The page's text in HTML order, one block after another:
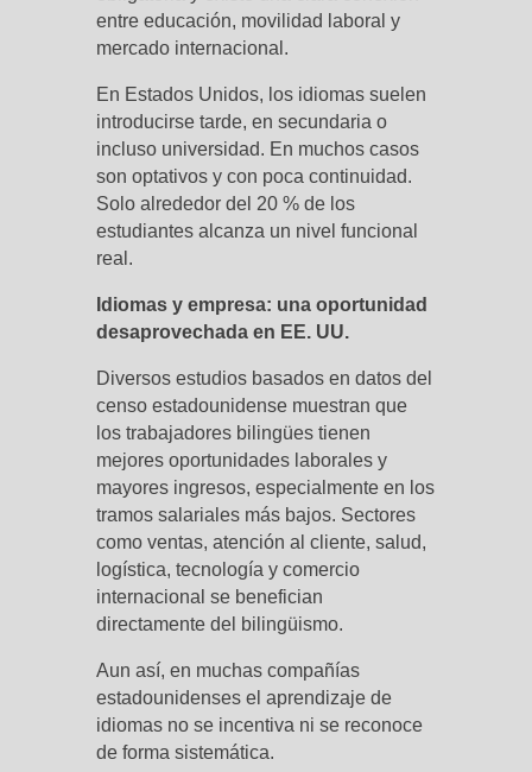
entre educación, movilidad laboral y
mercado internacional.
En Estados Unidos, los idiomas suelen
introducirse tarde, en secundaria o
incluso universidad. En muchos casos
son optativos y con poca continuidad.
Solo alrededor del 20 % de los
estudiantes alcanza un nivel funcional
real.
Idiomas y empresa: una oportunidad
desaprovechada en EE. UU.
Diversos estudios basados en datos del
censo estadounidense muestran que
los trabajadores bilingües tienen
mejores oportunidades laborales y
mayores ingresos, especialmente en los
tramos salariales más bajos. Sectores
como ventas, atención al cliente, salud,
logística, tecnología y comercio
internacional se benefician
directamente del bilingüismo.
Aun así, en muchas compañías
estadounidenses el aprendizaje de
idiomas no se incentiva ni se reconoce
de forma sistemática.